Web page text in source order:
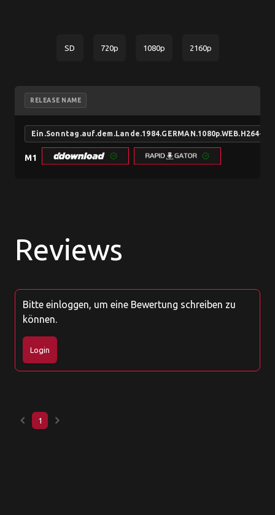
SD 720p 1080p 2160p
RELEASE NAME
Ein.Sonntag.auf.dem.Lande.1984.GERMAN.1080p.WEB.H264-
M1
Reviews
Bitte einloggen, um eine Bewertung schreiben zu
können.
Login
keyboard_arrow_left 1 keyboard_arrow_right